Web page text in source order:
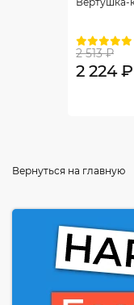
2 513 ₽
2 224 ₽
Вернуться на главную